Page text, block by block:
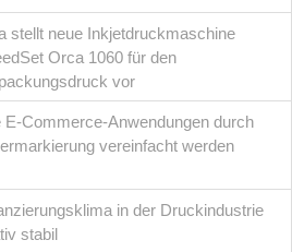
stellt neue Inkjetdruckmaschine
Orca 1060 für den
vor
E-Commerce-Anwendungen durch
vereinfacht werden
in der Druckindustrie
stabil